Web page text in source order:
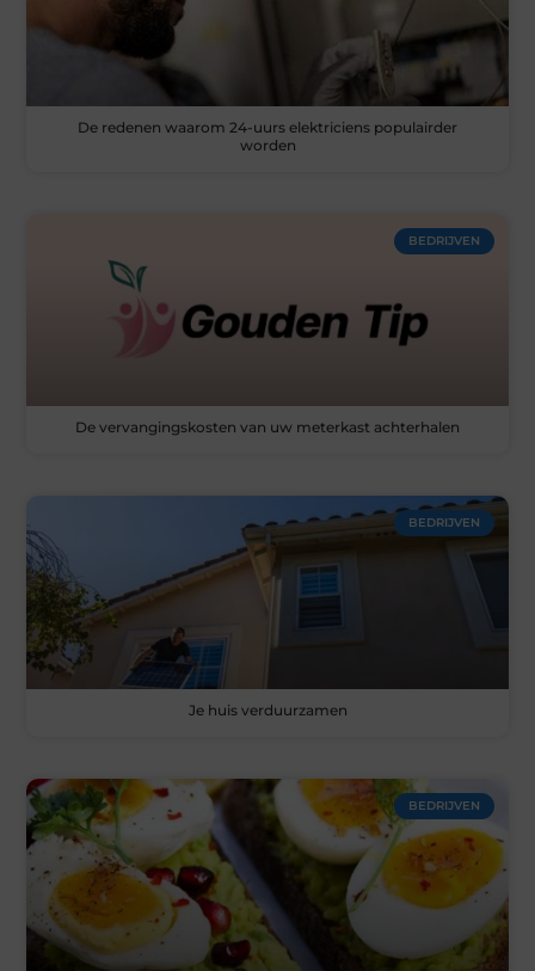
De redenen waarom 24-uurs elektriciens populairder
worden
BEDRIJVEN
De vervangingskosten van uw meterkast achterhalen
BEDRIJVEN
Je huis verduurzamen
BEDRIJVEN